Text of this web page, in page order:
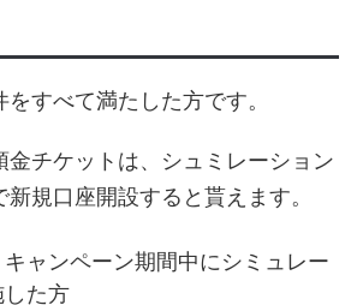
すべて満たした方です。
金チケットは、シュミレーション
規口座開設すると貰えます。
ャンペーン期間中にシミュレー
した方